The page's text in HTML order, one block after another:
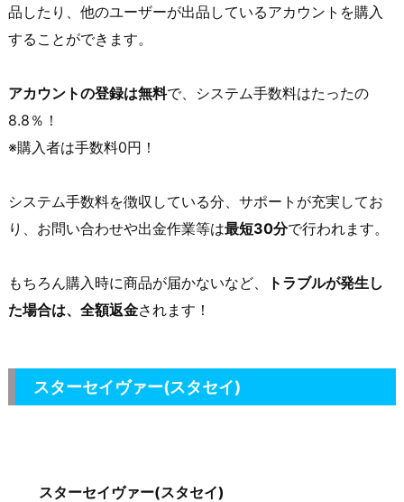
品したり、他のユーザーが出品しているアカウントを購入
することができます。
アカウントの登録は無料で、システム手数料はたったの
8.8％！
※購入者は手数料0円！
システム手数料を徴収している分、サポートが充実してお
り、お問い合わせや出金作業等は最短30分で行われます。
もちろん購入時に商品が届かないなど、
トラブルが発生し
た場合は、全額返金されます！
スターセイヴァー(スタセイ)
スターセイヴァー(スタセイ)